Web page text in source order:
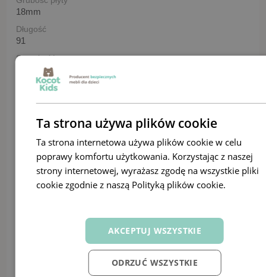
18mm
Długość
91
Szerokość
Szerokość frontu
Wysokość frontu
65 / 91 cm
Długość powierzchni spania
180 cm
Maksymalne obciążenie szuflady
Ta strona używa plików cookie
Ta strona internetowa używa plików cookie w celu
poprawy komfortu użytkowania. Korzystając z naszej
strony internetowej, wyrażasz zgodę na wszystkie pliki
cookie zgodnie z naszą Polityką plików cookie.
AKCEPTUJ WSZYSTKIE
ODRZUĆ WSZYSTKIE